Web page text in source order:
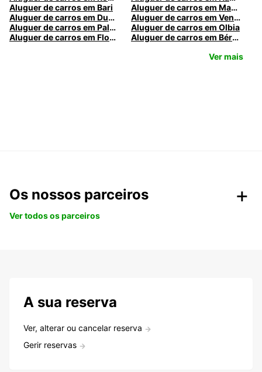
Aluguer de carros em Bari
Aluguer de carros em Madrid
Aluguer de carros em Dublin
Aluguer de carros em Veneza
Aluguer de carros em Palermo
Aluguer de carros em Olbia
Aluguer de carros em Florença
Aluguer de carros em Bérgamo
Ver mais
Os nossos parceiros
Ver todos os parceiros
A sua reserva
Ver, alterar ou cancelar reserva
Gerir reservas